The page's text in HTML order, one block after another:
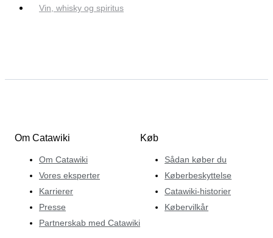
Vin, whisky og spiritus
Om Catawiki
Om Catawiki
Vores eksperter
Karrierer
Presse
Partnerskab med Catawiki
Køb
Sådan køber du
Køberbeskyttelse
Catawiki-historier
Købervilkår